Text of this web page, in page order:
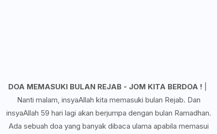
DOA MEMASUKI BULAN REJAB - JOM KITA BERDOA !
Nanti malam, insyaAllah kita memasuki bulan Rejab. Dan
insyaAllah 59 hari lagi akan berjumpa dengan bulan Ramadhan.
Ada sebuah doa yang banyak dibaca ulama apabila memasui